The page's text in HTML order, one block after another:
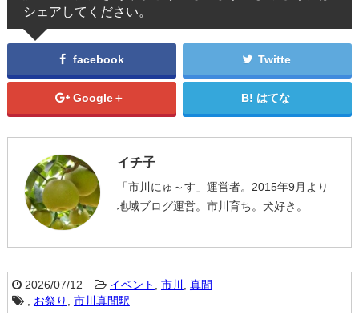
シェアしてください。
facebook Twitte
Google＋ はてな
イチ子
「市川にゅ～す」運営者。2015年9月より
地域ブログ運営。市川育ち。犬好き。
2026/07/12 イベント 市川
真間
, お祭り 市川真間駅